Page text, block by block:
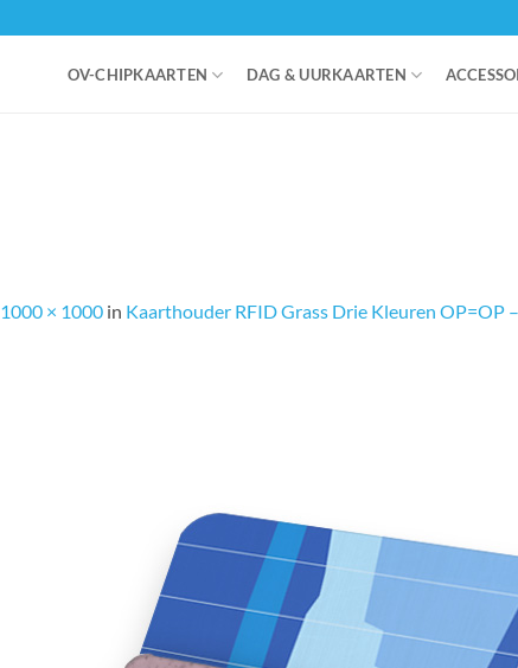
OV-CHIPKAARTEN DAG & UURKAARTEN
1000 × 1000 in Kaarthouder RFID Grass Drie Kleuren OP=OP